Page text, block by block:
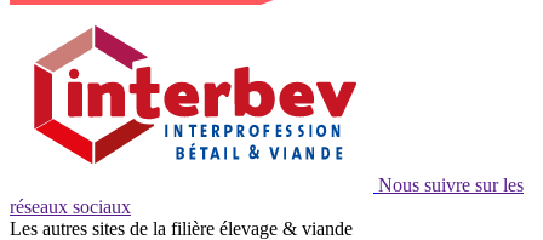
Nous suivre sur les
réseaux sociaux
Les autres sites de la filière élevage & viande